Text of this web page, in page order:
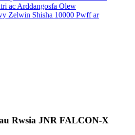
Zelwin Shisha 10000 Pwff ar
Rwsia JNR FALCON-X